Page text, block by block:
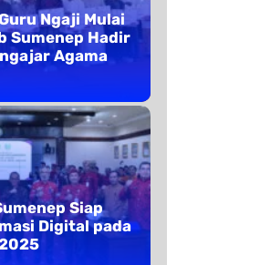
Ngaji Mulai
Sumenep Hadir
Agama
Siap
Digital pada